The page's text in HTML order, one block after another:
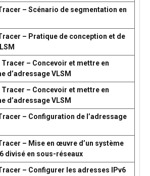
– Scénario de segmentation en
– Pratique de conception et de
Tracer – Concevoir et mettre en
d’adressage VLSM
Tracer – Concevoir et mettre en
d’adressage VLSM
– Configuration de l’adressage
– Mise en œuvre d’un système
divisé en sous-réseaux
– Configurer les adresses IPv6